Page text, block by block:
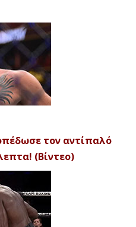
τον αντίπαλό
(Βίντεο)